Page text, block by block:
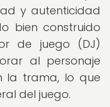
y autenticidad
bien construido
de juego (DJ)
al personaje
la trama, lo que
del juego.